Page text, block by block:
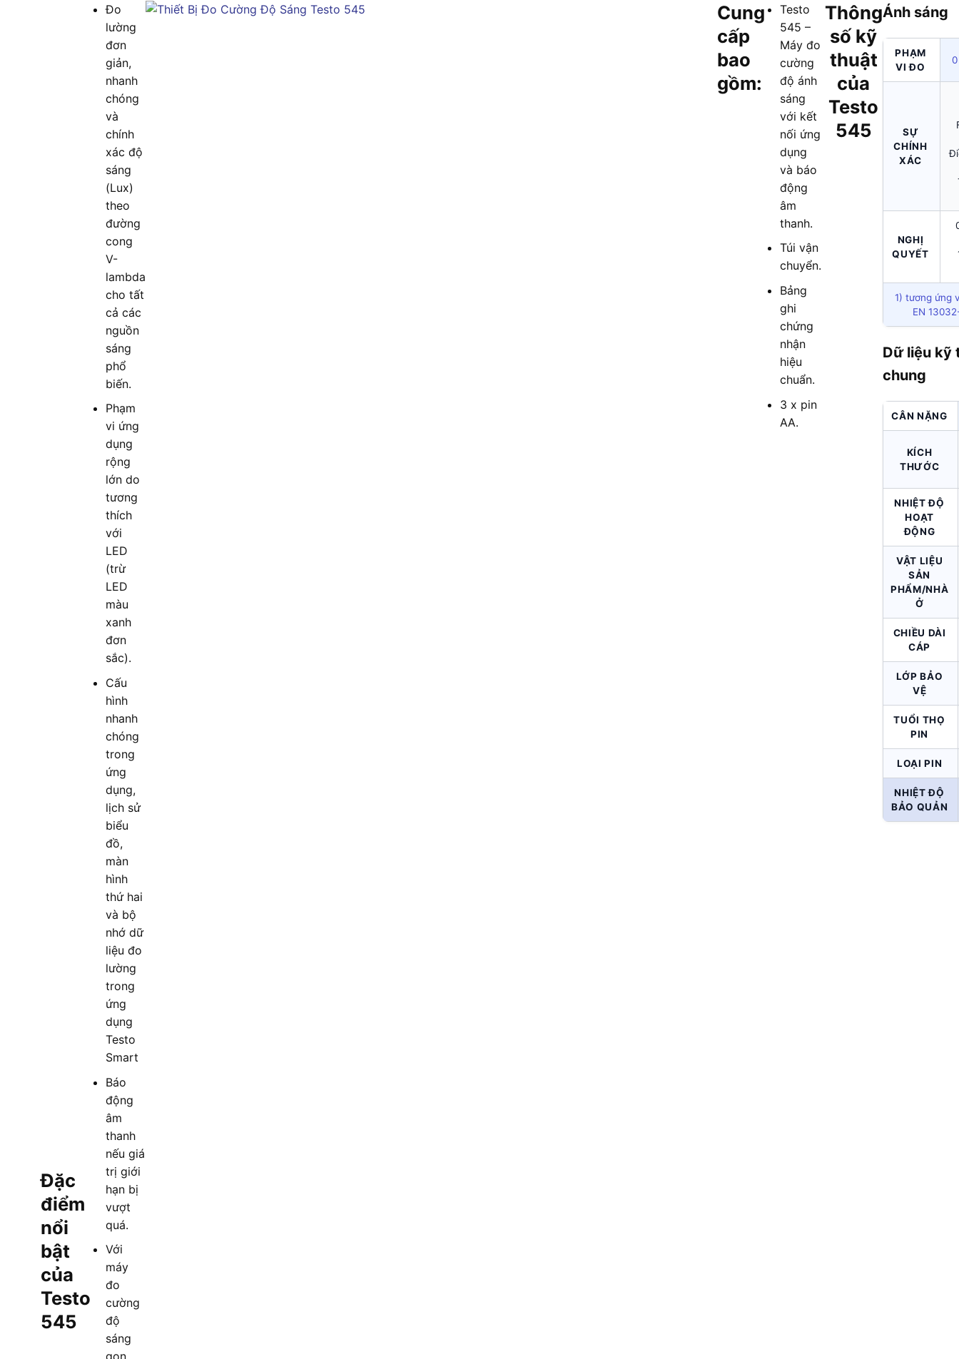
Đặc
điểm
nổi
bật
của
Testo
545
Đo
lường
đơn
giản,
nhanh
chóng
và
chính
xác độ
sáng
(Lux)
theo
đường
cong
V-
lambda
cho tất
cả các
nguồn
sáng
phổ
biến.
Phạm
vi ứng
dụng
rộng
lớn do
tương
thích
với
LED
(trừ
LED
màu
xanh
đơn
sắc).
Cấu
hình
nhanh
chóng
trong
ứng
dụng,
lịch sử
biểu
đồ,
màn
hình
thứ hai
và bộ
nhớ dữ
liệu đo
lường
trong
ứng
dụng
Testo
Smart
Báo
động
âm
thanh
nếu giá
trị giới
hạn bị
vượt
quá.
Với
máy
đo
cường
độ
sáng
Cung
cấp
bao
gồm:
Testo
545 –
Máy đo
cường
độ ánh
sáng
với kết
nối ứng
dụng
và báo
động
âm
thanh.
Túi vận
chuyển.
Bảng
ghi
chứng
nhận
hiệu
chuẩn.
3 x pin
AA.
Thông
số kỹ
thuật
của
Testo
545
Ánh sáng
PHẠM
VI ĐO
SỰ
CHÍNH
XÁC
NGHỊ
QUYẾT
1) tương ứng
EN
Dữ liệu kỹ
chung
CÂN NẶNG
KÍCH
THƯỚC
NHIỆT ĐỘ
HOẠT
ĐỘNG
VẬT LIỆU
SẢN
PHẨM/NHÀ
Ở
CHIỀU DÀI
CÁP
LỚP BẢO
VỆ
TUỔI THỌ
PIN
LOẠI PIN
NHIỆT ĐỘ
BẢO QUẢN